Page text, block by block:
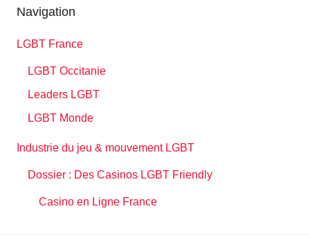
Navigation
LGBT France
LGBT Occitanie
Leaders LGBT
LGBT Monde
Industrie du jeu & mouvement LGBT
Dossier : Des Casinos LGBT Friendly
Casino en Ligne France